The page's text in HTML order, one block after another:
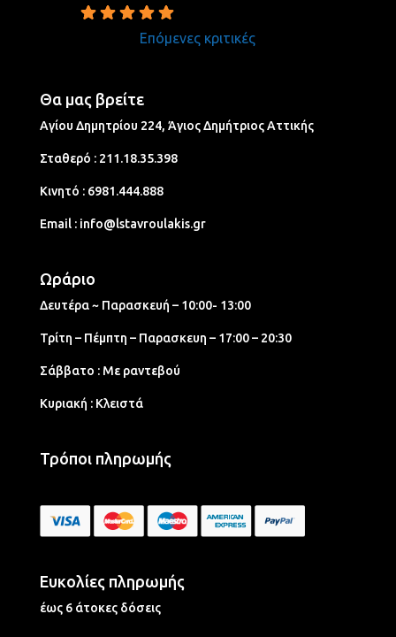
Επόμενες κριτικές
Θα μας βρείτε
Αγίου Δημητρίου 224, Άγιος Δημήτριος Aττικής
Σταθερό : 211.18.35.398
Κινητό : 6981.444.888
Email : info@lstavroulakis.gr
Ωράριο
Δευτέρα ~ Παρασκευή – 10:00- 13:00
Τρίτη – Πέμπτη – Παρασκευη – 17:00 – 20:30
Σάββατο : Με ραντεβού
Κυριακή : Κλειστά
Τρόποι πληρωμής
Ευκολίες πληρωμής
έως 6 άτοκες δόσεις